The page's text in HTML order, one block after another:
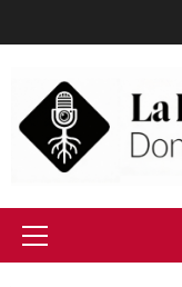
to
Primary